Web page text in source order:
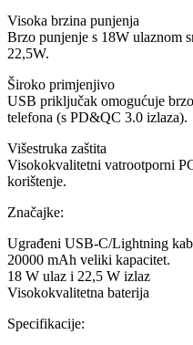
Visoka brzina punjenja
Brzo punjenje s 18W ulaznom
22,5W.
Široko primjenjivo
USB priključak omogućuje
telefona (s PD&QC 3.0 izlaza).
Višestruka zaštita
Visokokvalitetni vatrootporni
korištenje.
Značajke:
Ugrađeni USB-C/Lightning
20000 mAh veliki kapacitet.
18 W ulaz i 22,5 W izlaz
Visokokvalitetna baterija
Specifikacije: